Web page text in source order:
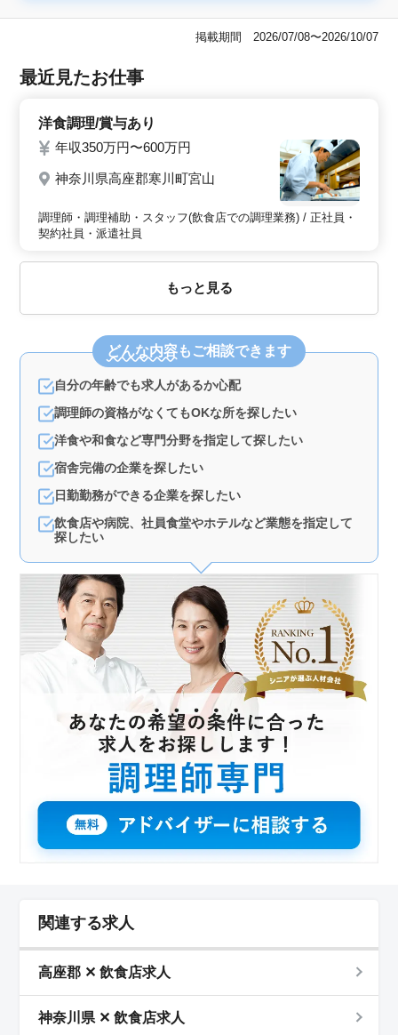
掲載期間 2026/07/08〜2026/10/07
最近見たお仕事
洋食調理/賞与あり
年収350万円〜600万円
神奈川県高座郡寒川町宮山
調理師・調理補助・スタッフ(飲食店での調理業務) / 正社員・
契約社員・派遣社員
もっと見る
どんな内容もご相談できます
自分の年齢でも求人があるか心配
調理師の資格がなくてもOKな所を探したい
洋食や和食など専門分野を指定して探したい
宿舎完備の企業を探したい
日勤勤務ができる企業を探したい
飲食店や病院、社員食堂やホテルなど業態を指定して
探したい
関連する求人
高座郡 ✕ 飲食店求人
神奈川県 ✕ 飲食店求人